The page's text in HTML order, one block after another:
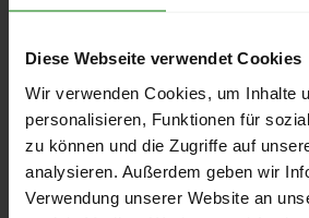
Diese Webseite verwendet Cookies
Wir verwenden Cookies, um Inhalte
personalisieren, Funktionen für
zu können und die Zugriffe auf
analysieren. Außerdem geben wir
Verwendung unserer Website an
Ehningen
Gärtringen
Gäufelden
Grafenau
Herrenberg